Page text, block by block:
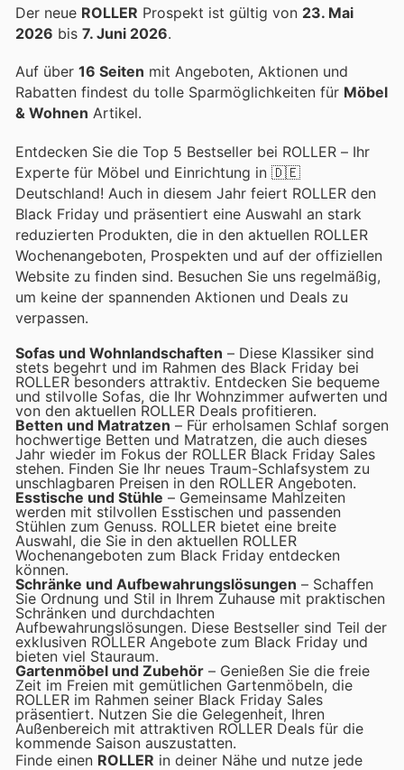
Der neue ROLLER Prospekt ist gültig von 23. Mai
2026 bis 7. Juni 2026.
Auf über 16 Seiten mit Angeboten, Aktionen und
Rabatten findest du tolle Sparmöglichkeiten für Möbel
& Wohnen Artikel.
Entdecken Sie die Top 5 Bestseller bei ROLLER – Ihr
Experte für Möbel und Einrichtung in 🇩🇪
Deutschland! Auch in diesem Jahr feiert ROLLER den
Black Friday und präsentiert eine Auswahl an stark
reduzierten Produkten, die in den aktuellen ROLLER
Wochenangeboten, Prospekten und auf der offiziellen
Website zu finden sind. Besuchen Sie uns regelmäßig,
um keine der spannenden Aktionen und Deals zu
verpassen.
Sofas und Wohnlandschaften – Diese Klassiker sind
stets begehrt und im Rahmen des Black Friday bei
ROLLER besonders attraktiv. Entdecken Sie bequeme
und stilvolle Sofas, die Ihr Wohnzimmer aufwerten und
von den aktuellen ROLLER Deals profitieren.
Betten und Matratzen – Für erholsamen Schlaf sorgen
hochwertige Betten und Matratzen, die auch dieses
Jahr wieder im Fokus der ROLLER Black Friday Sales
stehen. Finden Sie Ihr neues Traum-Schlafsystem zu
unschlagbaren Preisen in den ROLLER Angeboten.
Esstische und Stühle – Gemeinsame Mahlzeiten
werden mit stilvollen Esstischen und passenden
Stühlen zum Genuss. ROLLER bietet eine breite
Auswahl, die Sie in den aktuellen ROLLER
Wochenangeboten zum Black Friday entdecken
können.
Schränke und Aufbewahrungslösungen – Schaffen
Sie Ordnung und Stil in Ihrem Zuhause mit praktischen
Schränken und durchdachten
Aufbewahrungslösungen. Diese Bestseller sind Teil der
exklusiven ROLLER Angebote zum Black Friday und
bieten viel Stauraum.
Gartenmöbel und Zubehör – Genießen Sie die freie
Zeit im Freien mit gemütlichen Gartenmöbeln, die
ROLLER im Rahmen seiner Black Friday Sales
präsentiert. Nutzen Sie die Gelegenheit, Ihren
Außenbereich mit attraktiven ROLLER Deals für die
kommende Saison auszustatten.
Finde einen ROLLER in deiner Nähe und nutze jede